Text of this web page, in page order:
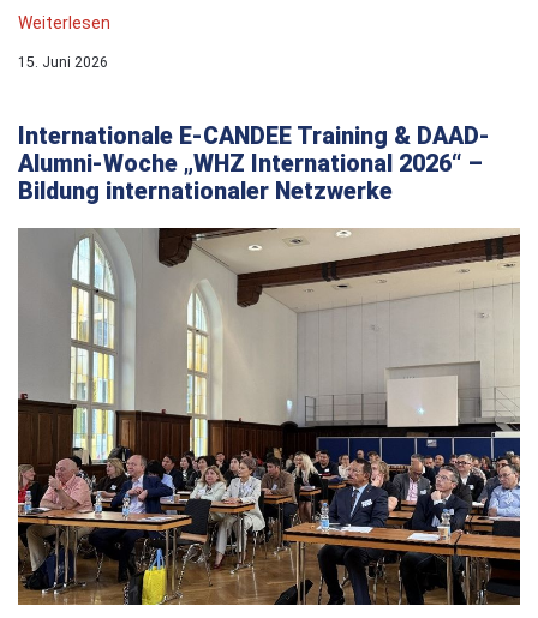
Weiterlesen
15. Juni 2026
Internationale E-CANDEE Training & DAAD-
Alumni-Woche „WHZ International 2026“ –
Bildung internationaler Netzwerke